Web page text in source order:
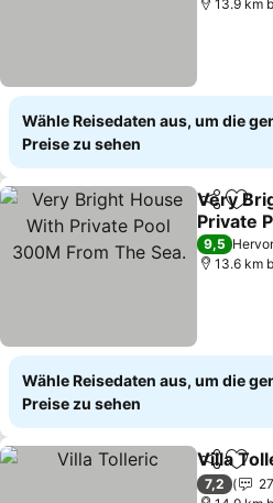
13.9 km
Wähle Reisedaten aus, um die
Preise zu sehen
TeilenZu
Very
Private
The Sea.
9,5
13.6 km
Wähle Reisedaten aus, um die
Preise zu sehen
TeilenZu
Villa
7,2